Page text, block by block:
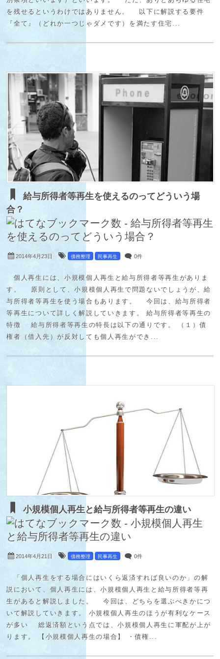
を残せるというわけではありません。 以下に解説する要件
『全て』（どれか一つじゃダメです）を満たす住宅...
給与所得者等再生を使えるのってどういう場
合？
2014年4月23日 債務整理 民事再生 0件
個人再生には、小規模個人再生と給与所得者等再生がありま
す。 原則として、小規模個人再生で問題ないでしょうが、給
与所得者等再生を使う場合もあります。 今回は、給与所得者
等再生について詳しく解説していきます。 給与所得者等再生の
特徴 給与所得者等再生の特長は以下の通りです。 （１）債
権者（借入先）が反対しても個人再生ができ...
小規模個人再生と給与所得者等再生の違い
2014年4月21日 債務整理 民事再生 0件
「個人再生をする場合にはいくら返済すれば良いのか」の解
説において、個人再生には、小規模個人再生と給与所得者等再
生があると解説しました。 今回は、どちらを選ぶべきかにつ
いて解説していきます。 小規模個人再生のほうが有利なケース
が多い 総返済額という点では、小規模個人再生に軍配が上が
ります。 【小規模個人再生の場合】 ・債権...